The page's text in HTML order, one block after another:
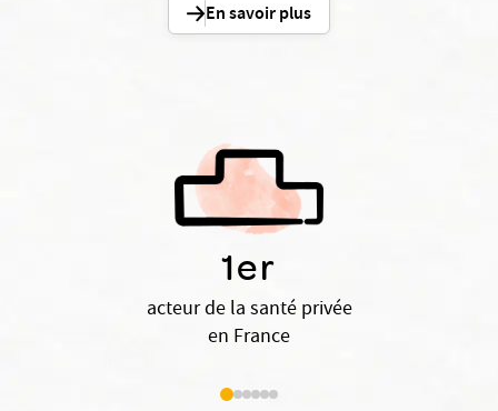
En savoir plus
1er
acteur de la santé privée
en France